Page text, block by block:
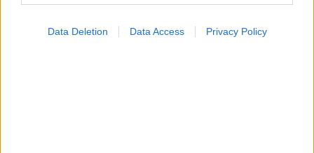
Data Deletion Data Access Privacy Policy
2024. szeptember 04. 05:04
Megosztás
Küldés Küldés Messengeren